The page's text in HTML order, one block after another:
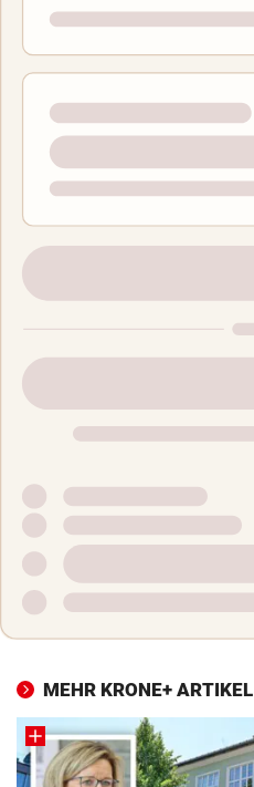
MEHR KRONE+ ARTIKEL